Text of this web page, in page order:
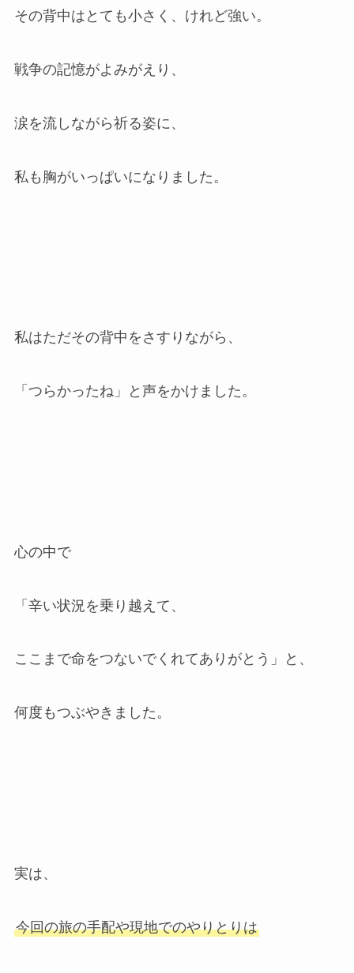
その背中はとても小さく、けれど強い。
戦争の記憶がよみがえり、
涙を流しながら祈る姿に、
私も胸がいっぱいになりました。
私はただその背中をさすりながら、
「つらかったね」と声をかけました。
心の中で
「辛い状況を乗り越えて、
ここまで命をつないでくれてありがとう」と、
何度もつぶやきました。
実は、
今回の旅の手配や現地でのやりとりは